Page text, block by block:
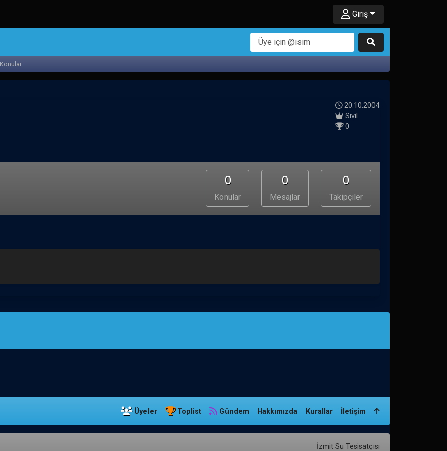
Giriş
Konular
20.10.2004
Sivil
0
0
Konular
0
Mesajlar
0
Takipçiler
Üyeler Toplist Gündem Hakkımızda Kurallar İletişim
İzmit Su Tesisatçısı